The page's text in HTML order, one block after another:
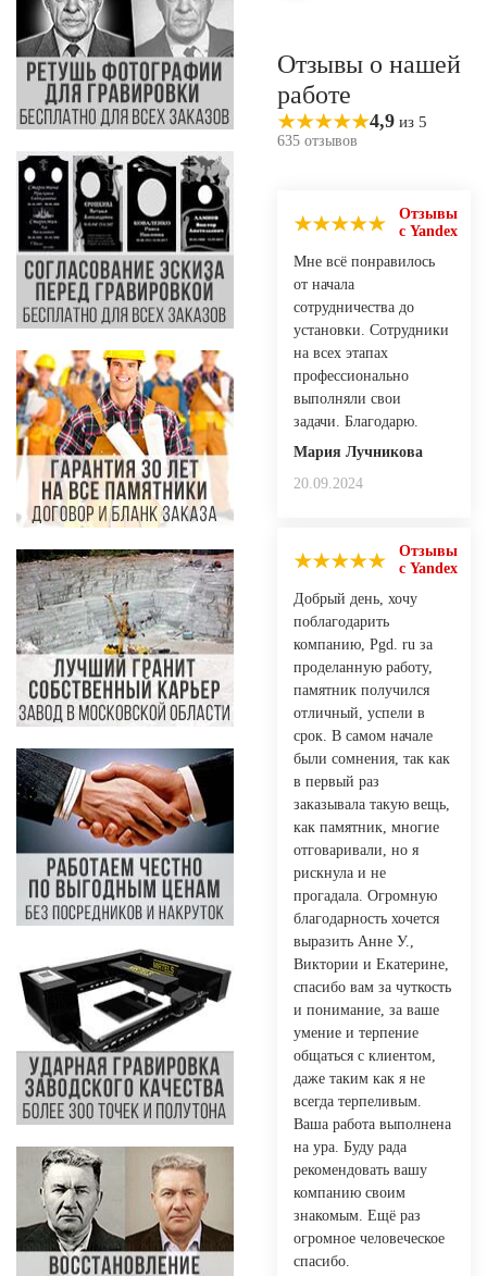
Отзывы о нашей
работе
4,9 из 5
635 отзывов
Отзывы
с Yandex
Мне всё понравилось
от начала
сотрудничества до
установки. Сотрудники
на всех этапах
профессионально
выполняли свои
задачи. Благодарю.
Мария Лучникова
20.09.2024
Отзывы
с Yandex
Добрый день, хочу
поблагодарить
компанию, Pgd. ru за
проделанную работу,
памятник получился
отличный, успели в
срок. В самом начале
были сомнения, так как
в первый раз
заказывала такую вещь,
как памятник, многие
отговаривали, но я
рискнула и не
прогадала. Огромную
благодарность хочется
выразить Анне У.,
Виктории и Екатерине,
спасибо вам за чуткость
и понимание, за ваше
умение и терпение
общаться с клиентом,
даже таким как я не
всегда терпеливым.
Ваша работа выполнена
на ура. Буду рада
рекомендовать вашу
компанию своим
знакомым. Ещё раз
огромное человеческое
спасибо.